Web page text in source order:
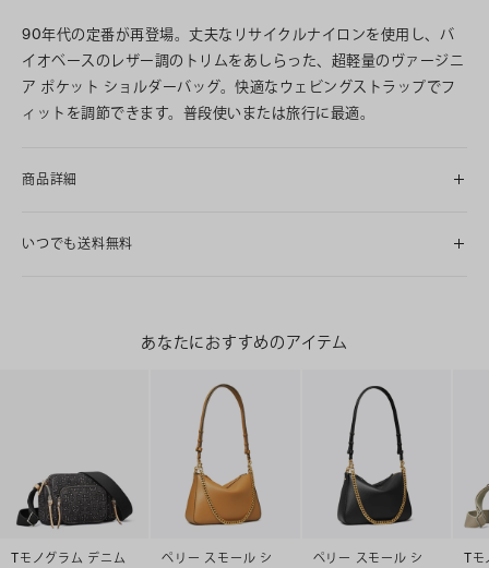
90年代の定番が再登場。丈夫なリサイクルナイロンを使用し、バ
イオベースのレザー調のトリムをあしらった、超軽量のヴァージニ
ア ポケット ショルダーバッグ。快適なウェビングストラップでフ
ィットを調節できます。普段使いまたは旅行に最適。
商品詳細
いつでも送料無料
あなたにおすすめのアイテム
Tモノグラム デニム
ペリー スモール シ
ペリー スモール シ
Tモ